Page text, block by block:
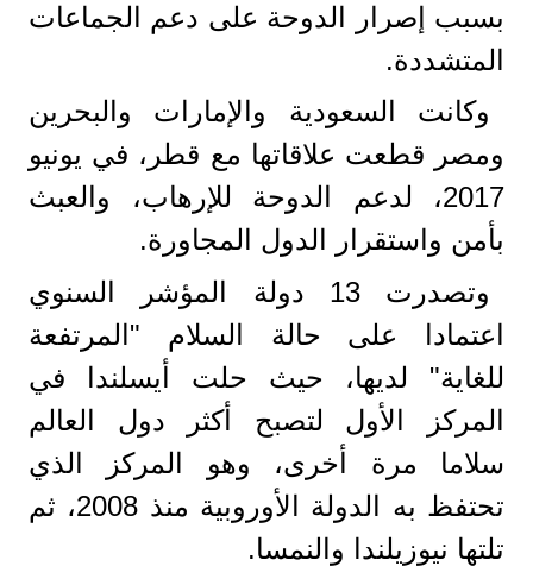
بسبب إصرار الدوحة على دعم الجماعات
المتشددة.
وكانت السعودية والإمارات والبحرين
ومصر قطعت علاقاتها مع قطر، في يونيو
2017، لدعم الدوحة للإرهاب، والعبث
بأمن واستقرار الدول المجاورة.
وتصدرت 13 دولة المؤشر السنوي
اعتمادا على حالة السلام "المرتفعة
للغاية" لديها، حيث حلت أيسلندا في
المركز الأول لتصبح أكثر دول العالم
سلاما مرة أخرى، وهو المركز الذي
تحتفظ به الدولة الأوروبية منذ 2008، ثم
تلتها نيوزيلندا والنمسا.